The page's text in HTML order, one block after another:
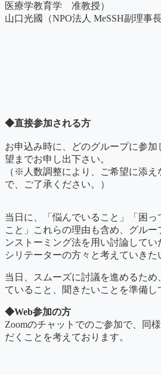
医療学教育学 准教授）
山口光國（NPO法人 MeSSH副理事長
◆直接参加される方
お申込み時に、どのグループに参
望までお申し出下さい。
（※人数調整により、ご希望に添
で、ご了承ください。）
当日に、「悩んでいること」「困
こと」これらの理由も含め、グル
ンストーミング法を用い討論して
シリテーターの方々と考えていきた
当日、スムーズに討議を進めるため
ていること、聞きたいことを準備し
◆Web参加の方
Zoomのチャットでのご参加で、同
だくことを考えております。